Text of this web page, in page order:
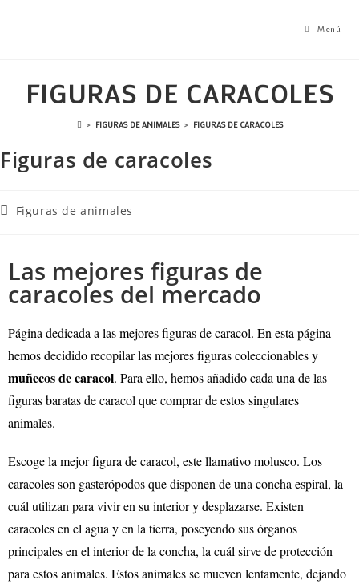
Menú
FIGURAS DE CARACOLES
> FIGURAS DE ANIMALES > FIGURAS DE CARACOLES
Figuras de caracoles
Figuras de animales
Las mejores figuras de
caracoles del mercado
Página dedicada a las mejores figuras de caracol. En esta página
hemos decidido recopilar las mejores figuras coleccionables y
muñecos de caracol. Para ello, hemos añadido cada una de las
figuras baratas de caracol que comprar de estos singulares
animales.
Escoge la mejor figura de caracol, este llamativo molusco. Los
caracoles son gasterópodos que disponen de una concha espiral, la
cuál utilizan para vivir en su interior y desplazarse. Existen
caracoles en el agua y en la tierra, poseyendo sus órganos
principales en el interior de la concha, la cuál sirve de protección
para estos animales. Estos animales se mueven lentamente, dejando